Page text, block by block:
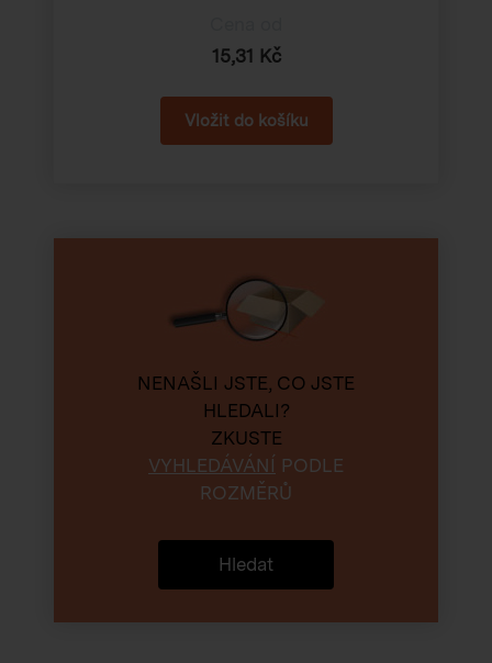
15,31 Kč
NENAŠLI JSTE, CO JSTE
HLEDALI?
ZKUSTE
VYHLEDÁVÁNÍ PODLE
ROZMĚRŮ
Hledat